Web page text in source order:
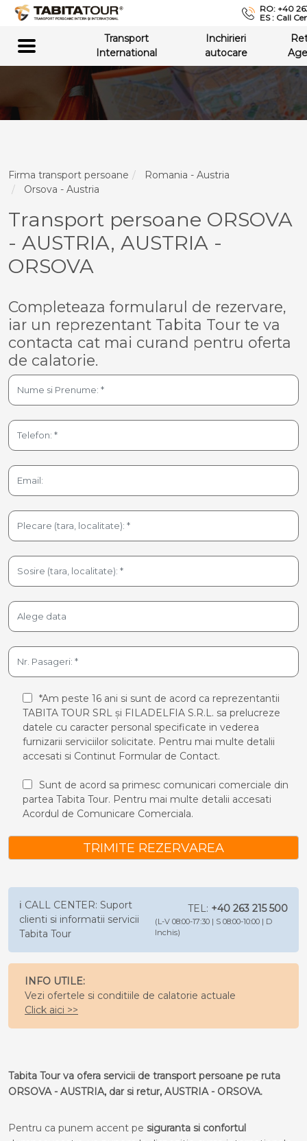
RO: +40
ES : Call
Transport
International
Inchirieri
autocare
Firma transport persoane
Romania - Austria
Orsova - Austria
Transport persoane ORSOVA
- AUSTRIA, AUSTRIA -
ORSOVA
Completeaza formularul de rezervare,
iar un reprezentant Tabita Tour te va
contacta cat mai curand pentru oferta
de calatorie.
*Am peste 16 ani si sunt de acord ca reprezentantii
TABITA TOUR SRL și FILADELFIA S.R.L. sa prelucreze
datele cu caracter personal specificate in vederea
furnizarii serviciilor solicitate. Pentru mai multe detalii
accesati si Continut Formular de Contact.
Sunt de acord sa primesc comunicari comerciale din
partea Tabita Tour. Pentru mai multe detalii accesati
Acordul de Comunicare Comerciala.
TRIMITE REZERVAREA
ℹ️ CALL CENTER: Suport
clienti si informatii servicii
Tabita Tour
TEL: +40 263 215 500
(L-V 08:00-17:30 | S 08:00-10:00 | D
Inchis)
INFO UTILE:
Vezi ofertele si conditiile de calatorie actuale
Click aici >>
Tabita Tour va ofera servicii de transport persoane pe ruta
ORSOVA - AUSTRIA, dar si retur, AUSTRIA - ORSOVA.
Pentru ca punem accent pe siguranta si confortul